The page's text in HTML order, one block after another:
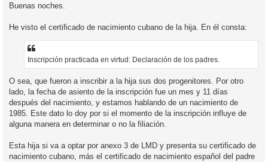
s
e
Buenas noches.
He visto el certificado de nacimiento cubano de la hija. En él consta:
Inscripción practicada en virtud: Declaración de los padres.
O sea, que fueron a inscribir a la hija sus dos progenitores. Por otro
lado, la fecha de asiento de la inscripción fue un mes y 11 días
después del nacimiento, y estamos hablando de un nacimiento de
1985. Este dato lo doy por si el momento de la inscripción influye de
alguna manera en determinar o no la filiación.
Esta hija si va a optar por anexo 3 de LMD y presenta su certificado de
nacimiento cubano, más el certificado de nacimiento español del padre